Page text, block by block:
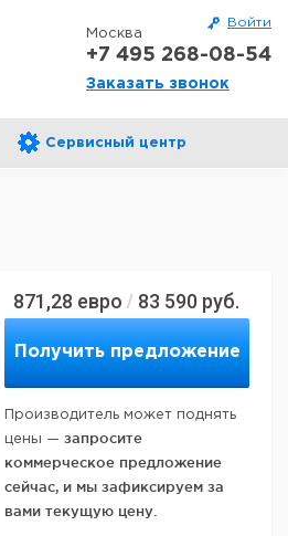
Войти
Москва
+7 495 268-08-54
Заказать звонок
Сервисный центр
871,28 евро / 83 590 руб.
Получить предложение
Производитель может поднять
цены — запросите
коммерческое предложение
сейчас, и мы зафиксируем за
вами текущую цену.